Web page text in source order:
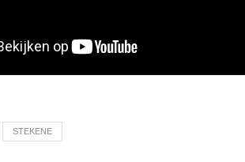
STEKENE